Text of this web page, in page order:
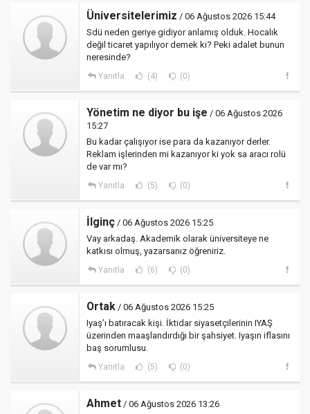
Üniversitelerimiz / 06 Ağustos 2026 15:44
Sdü neden geriye gidiyor anlamış olduk. Hocalık
değil ticaret yapılıyor demek ki? Peki adalet bunun
neresinde?
Yanıtla (4) (0)
Yönetim ne diyor bu işe / 06 Ağustos 2026
15:27
Bu kadar çalışıyor ise para da kazanıyor derler.
Reklam işlerinden mi kazanıyor ki yok sa aracı rolü
de var mı?
Yanıtla (5) (0)
İlginç / 06 Ağustos 2026 15:25
Vay arkadaş. Akademik olarak üniversiteye ne
katkısı olmuş, yazarsanız öğreniriz.
Yanıtla (6) (0)
Ortak / 06 Ağustos 2026 15:25
Iyaş’ı batıracak kişi. İktidar siyasetçilerinin IYAŞ
üzerinden maaşlandırdığı bir şahsiyet. Iyaşın iflasını
baş sorumlusu.
Yanıtla (5) (0)
Ahmet / 06 Ağustos 2026 13:26